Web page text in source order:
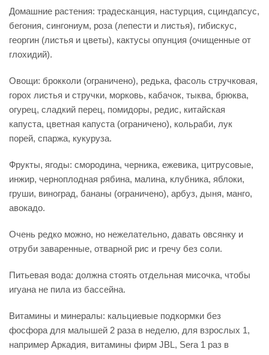
Домашние растения: традесканция, настурция, сциндапсус,
бегония, сингониум, роза (лепести и листья), гибискус,
георгин (листья и цветы), кактусы опунция (очищенные от
глохидий).
Овощи: брокколи (ограничено), редька, фасоль стручковая,
горох листья и стручки, морковь, кабачок, тыква, брюква,
огурец, сладкий перец, помидоры, редис, китайская
капуста, цветная капуста (ограничено), кольраби, лук
порей, спаржа, кукуруза.
Фрукты, ягоды: смородина, черника, ежевика, цитрусовые,
инжир, черноплодная рябина, малина, клубника, яблоки,
груши, виноград, бананы (ограничено), арбуз, дыня, манго,
авокадо.
Очень редко можно, но нежелательно, давать овсянку и
отруби заваренные, отварной рис и гречу без соли.
Питьевая вода: должна стоять отдельная мисочка, чтобы
игуана не пила из бассейна.
Витамины и минералы: кальциевые подкормки без
фосфора для малышей 2 раза в неделю, для взрослых 1,
например Аркадия, витамины фирм JBL, Sera 1 раз в